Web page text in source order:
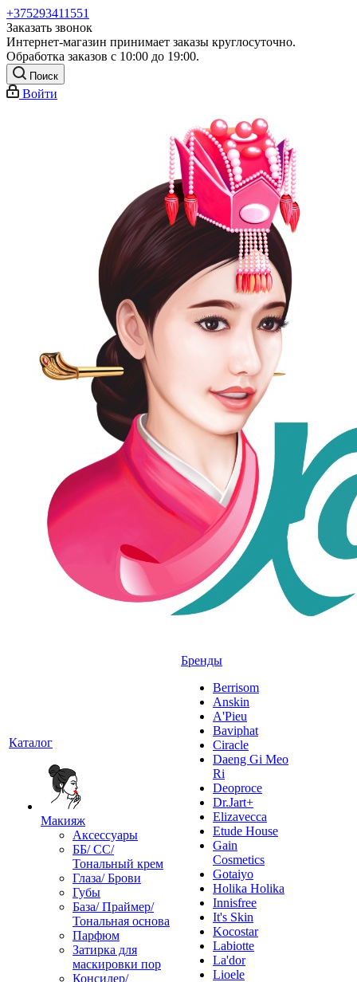
+375293411551
Заказать звонок
Интернет-магазин принимает заказы круглосуточно.
Обработка заказов с 10:00 до 19:00.
Поиск
Войти
Каталог
Макияж
Аксессуары
ББ/ СС/
Тональный крем
Глаза/ Брови
Губы
База/ Праймер/
Тональная основа
Парфюм
Затирка для
маскировки пор
Консилер/
Бренды
Berrisom
Anskin
A'Pieu
Baviphat
Ciracle
Daeng Gi Meo
Ri
Deoproce
Dr.Jart+
Elizavecca
Etude House
Gain
Cosmetics
Gotaiyo
Holika Holika
Innisfree
It's Skin
Kocostar
Labiotte
La'dor
Lioele